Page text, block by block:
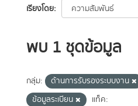
เรียงโดย
พบ 1 ชุดข้อมูล
กลุ่ม: ด้านการรับรองระบบงาน
ข้อมูลระเบียน
แท็ค: